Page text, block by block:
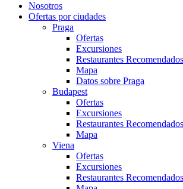
Nosotros
Ofertas por ciudades
Praga
Ofertas
Excursiones
Restaurantes Recomendados
Mapa
Datos sobre Praga
Budapest
Ofertas
Excursiones
Restaurantes Recomendados
Mapa
Viena
Ofertas
Excursiones
Restaurantes Recomendados